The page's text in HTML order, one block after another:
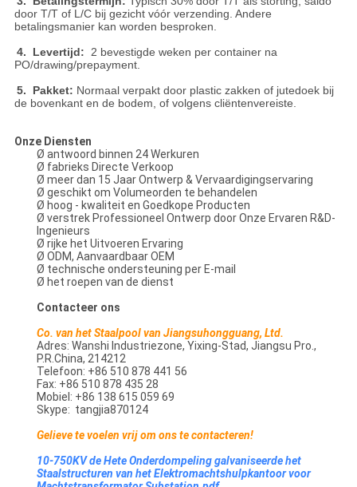
door T/T of L/C bij gezicht vóór verzending. Andere
betalingsmanier kan worden besproken.
4. Levertijd:
2 bevestigde weken per container na
PO/drawing/prepayment.
5. Pakket: Normaal verpakt door plastic zakken of jutedoek bij
de bovenkant en de bodem, of volgens cliëntenvereiste.
Onze Diensten
Ø antwoord binnen 24 Werkuren
Ø fabrieks Directe Verkoop
Ø meer dan 15 Jaar Ontwerp & Vervaardigingservaring
Ø geschikt om Volumeorden te behandelen
Ø hoog - kwaliteit en Goedkope Producten
Ø verstrek Professioneel Ontwerp door Onze Ervaren R&D-
Ingenieurs
Ø rijke het Uitvoeren Ervaring
Ø ODM, Aanvaardbaar OEM
Ø technische ondersteuning per E-mail
Ø het roepen van de dienst
Contacteer ons
Co. van het Staalpool van Jiangsuhongguang, Ltd.
Adres: Wanshi Industriezone, Yixing-Stad, Jiangsu Pro.,
P.R.China, 214212
Telefoon: +86 510 878 441 56
Fax: +86 510 878 435 28
Mobiel: +86 138 615 059 69
Skype: tangjia870124
Gelieve te voelen vrij om ons te contacteren!
10-750KV de Hete Onderdompeling galvaniseerde het
Staalstructuren van het Elektromachtshulpkantoor voor